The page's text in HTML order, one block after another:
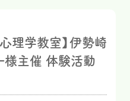
理学教室】伊勢崎
様主催 体験活動